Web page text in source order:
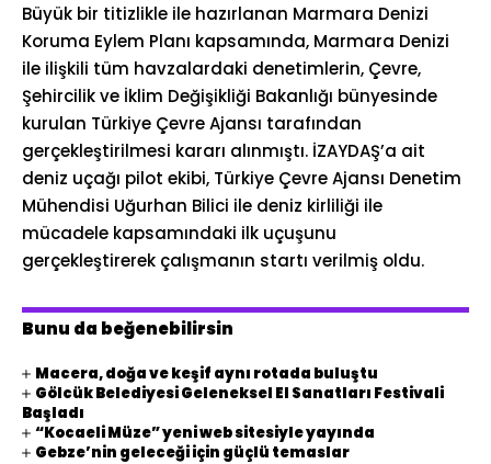
Büyük bir titizlikle ile hazırlanan Marmara Denizi
Koruma Eylem Planı kapsamında, Marmara Denizi
ile ilişkili tüm havzalardaki denetimlerin, Çevre,
Şehircilik ve İklim Değişikliği Bakanlığı bünyesinde
kurulan Türkiye Çevre Ajansı tarafından
gerçekleştirilmesi kararı alınmıştı. İZAYDAŞ’a ait
deniz uçağı pilot ekibi, Türkiye Çevre Ajansı Denetim
Mühendisi Uğurhan Bilici ile deniz kirliliği ile
mücadele kapsamındaki ilk uçuşunu
gerçekleştirerek çalışmanın startı verilmiş oldu.
Bunu da beğenebilirsin
Macera, doğa ve keşif aynı rotada buluştu
Gölcük Belediyesi Geleneksel El Sanatları Festivali
Başladı
“Kocaeli Müze” yeni web sitesiyle yayında
Gebze’nin geleceği için güçlü temaslar